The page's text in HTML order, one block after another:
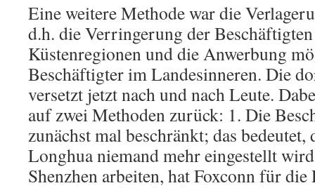
Eine weitere Methode war die
d.h. die Verringerung der
Küstenregionen und die Anwerbung
Beschäftigter im Landesinneren. Die
versetzt jetzt nach und nach Leute.
auf zwei Methoden zurück: 1. Die
zunächst mal beschränkt; das bedeutet,
Longhua niemand mehr eingestellt
Shenzhen arbeiten, hat Foxconn für